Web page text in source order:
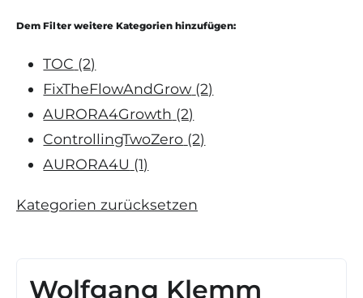
Dem Filter weitere Kategorien hinzufügen:
TOC (2)
FixTheFlowAndGrow (2)
AURORA4Growth (2)
ControllingTwoZero (2)
AURORA4U (1)
Kategorien zurücksetzen
Wolfgang Klemm